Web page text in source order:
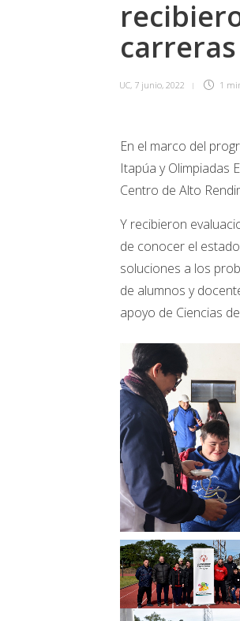
UC, 7 junio, 2022 1
En el marco del
Itapúa y Olimpiadas
Centro de Alto
Y recibieron
de conocer el
soluciones a los
de alumnos y
apoyo de Ciencias